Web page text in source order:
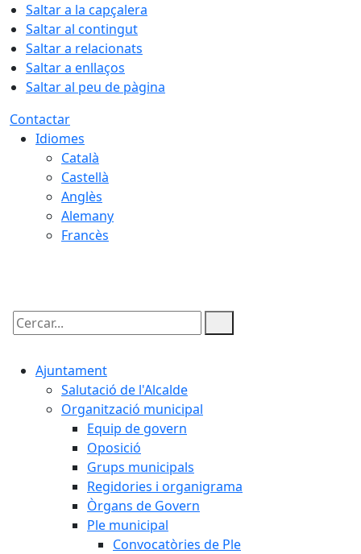
Saltar a la capçalera
Saltar al contingut
Saltar a relacionats
Saltar a enllaços
Saltar al peu de pàgina
Contactar
Idiomes
Català
Castellà
Anglès
Alemany
Francès
Cercar:
Ajuntament
Salutació de l'Alcalde
Organització municipal
Equip de govern
Oposició
Grups municipals
Regidories i organigrama
Òrgans de Govern
Ple municipal
Convocatòries de Ple